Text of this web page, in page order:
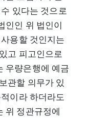
있다는 것으로
인인 위 법인이
용할 것인지는
고 피고인으로
우량은행에 예금
관할 의무가 있
이라 하더라도
위 정관규정에